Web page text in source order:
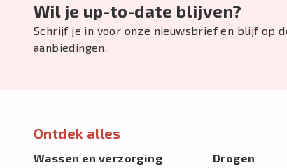
Wil je up-to-date blijven?
Schrijf je in voor onze nieuwsbrief en blijf op
aanbiedingen.
Ontdek alles
Wassen en verzorging
Drogen